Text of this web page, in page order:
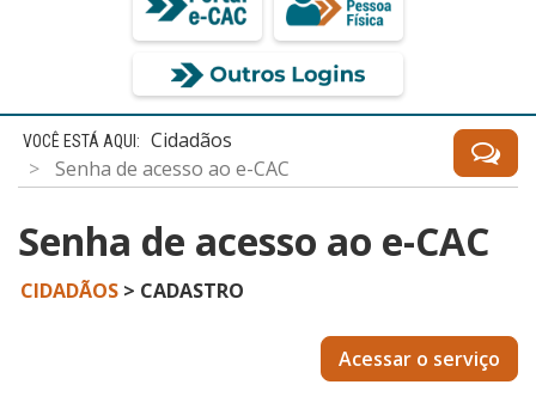
Início
conteúdo
Cidadãos
Senha de acesso ao e-CAC
Senha de acesso ao e-CAC
CIDADÃOS > CADASTRO
Acessar o serviço